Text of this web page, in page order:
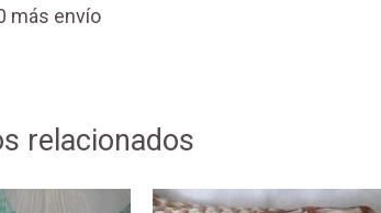
más envío
relacionados